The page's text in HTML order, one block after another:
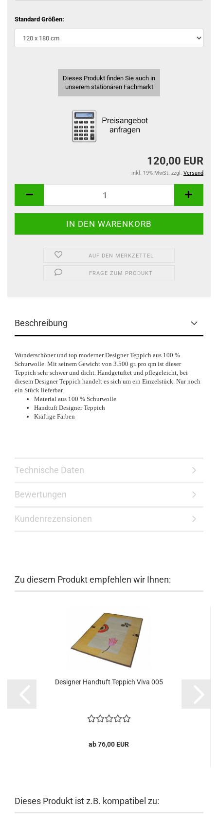
Standard Größen:
Dieses Produkt finden Sie auch in
unserem stationären Fachmarkt
120,00 EUR
inkl. 19% MwSt. zzgl. Versand
AUF DEN MERKZETTEL
FRAGE ZUM PRODUKT
Beschreibung
Wunderschöner und top moderner Designer Teppich aus 100 %
Schurwolle. Mit seinem Gewicht von 3.500 gr. pro qm ist dieser
Teppich sehr schwer und dicht. Handgetuftet und pflegeleicht, bei
diesem Designer Teppich handelt es sich um ein Einzelstück. Nur noch
ein Stück lieferbar.
Material aus 100 % Schurwolle
Handtuft Designer Teppich
Kräftige Farben
Technische Daten
Bewertungen
Kundenrezensionen
Zu diesem Produkt empfehlen wir Ihnen:
Designer Handtuft Teppich Viva 005
ab 76,00 EUR
Dieses Produkt ist z.B. kompatibel zu: